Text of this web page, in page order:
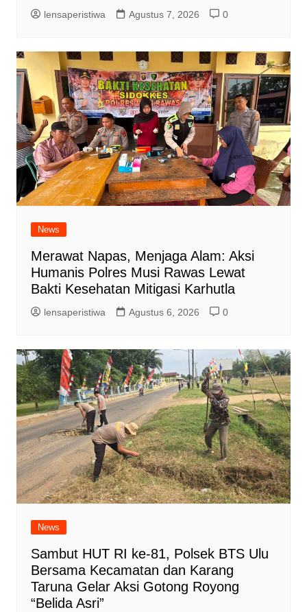
lensaperistiwa Agustus 7, 2026 0
News
Merawat Napas, Menjaga Alam: Aksi
Humanis Polres Musi Rawas Lewat
Bakti Kesehatan Mitigasi Karhutla
lensaperistiwa Agustus 6, 2026 0
News
Sambut HUT RI ke-81, Polsek BTS Ulu
Bersama Kecamatan dan Karang
Taruna Gelar Aksi Gotong Royong
“Belida Asri”